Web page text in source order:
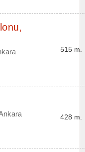
515 m.
428 m.